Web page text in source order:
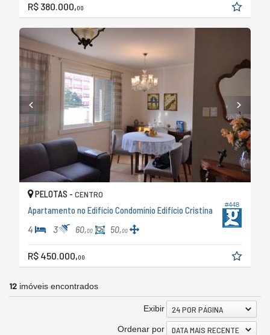
R$ 380.000,00
#448
PELOTAS - CENTRO
Apartamento no Edifício Condomínio Edifício Cristina
4 3 60,00 50,00
R$ 450.000,00
12 imóveis encontrados
Exibir 24 POR PÁGINA
Ordenar por DATA MAIS RECENTE